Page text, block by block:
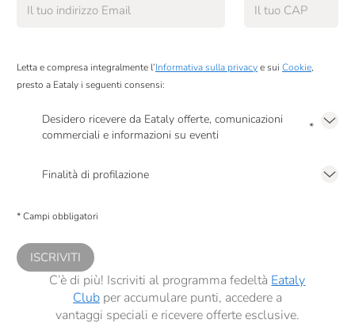
Letta e compresa integralmente l’Informativa sulla privacye sui Cookie,
presto a Eataly i seguenti consensi:
Desidero ricevere da Eataly offerte, comunicazioni
commerciali e informazioni su eventi
*
Finalità di profilazione
comunicazioni commerciali personalizzate, in caso di consenso prestato ai
* Campi obbligatori
ISCRIVITI
C’è di più! Iscriviti al programma fedeltà Eataly
Clubper accumulare punti, accedere a
vantaggi speciali e ricevere offerte esclusive.